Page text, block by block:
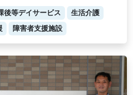
後等デイサービス
生活介護
障害者支援施設